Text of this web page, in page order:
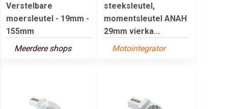
Verstelbare
moersleutel - 19mm -
155mm
Meerdere shops
steeksleutel,
momentsleutel ANAH
29mm vierka...
Motointegrator